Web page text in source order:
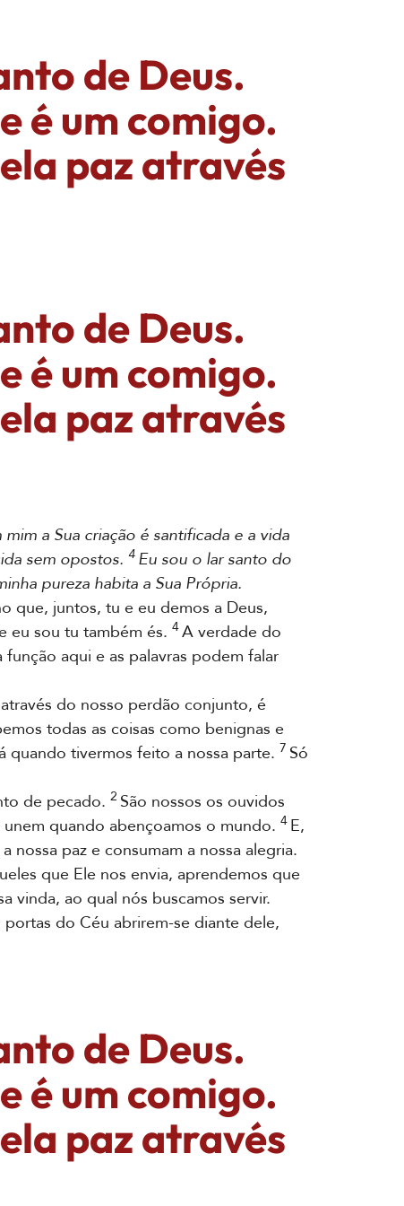
de Deus.
é um comigo.
paz através
de Deus.
é um comigo.
paz através
mim a Sua criação é santificada e a vida
sem opostos. 4 Eu sou o lar santo do
pureza habita a Sua Própria.
que, juntos, tu e eu demos a Deus,
eu sou tu também és. 4A verdade do
aqui e as palavras podem falar
do nosso perdão conjunto, é
todas as coisas como benignas e
quando tivermos feito a nossa parte. 7 Só
de pecado. 2 São nossos os ouvidos
unem quando abençoamos o mundo. 4 E,
paz e consumam a nossa alegria.
que Ele nos envia, aprendemos que
vinda, ao qual nós buscamos servir.
portas do Céu abrirem-se diante dele,
de Deus.
é um comigo.
paz através